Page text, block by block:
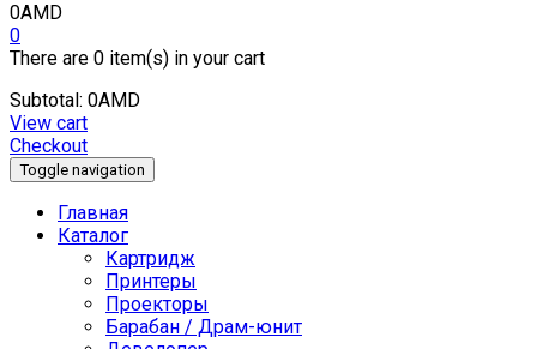
0AMD
0
There are 0 item(s) in your cart
Subtotal: 0AMD
View cart
Checkout
Toggle navigation
Главная
Каталог
Картридж
Принтеры
Проекторы
Барабан / Драм-юнит